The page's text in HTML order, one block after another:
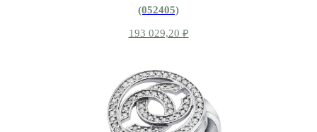
(052405)
193 029,20 ₽